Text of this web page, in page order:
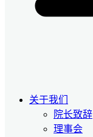
关于我们
院长致辞
理事会